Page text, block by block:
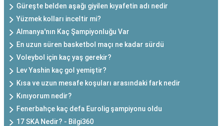
Güreşte belden aşağı giyilen kıyafetin adı nedir
Yüzmek kolları inceltir mi?
Almanya'nın Kaç Şampiyonluğu Var
En uzun süren basketbol maçı ne kadar sürdü
Voleybol için kaç yaş gerekir?
Lev Yashin kaç gol yemiştir?
Kısa ve uzun mesafe koşuları arasındaki fark nedir
Kınıyorum nedir?
Fenerbahçe kaç defa Eurolig şampiyonu oldu
17 SKA Nedir? - Bilgi360